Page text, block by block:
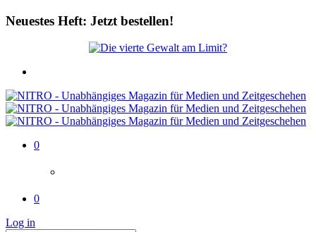
Neuestes Heft: Jetzt bestellen!
0
0
Log in